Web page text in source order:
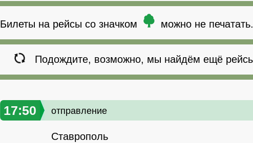
Билеты на рейсы со значком можно не
Подождите, возможно, мы найдём ещё
17:50 отправление
Ставрополь